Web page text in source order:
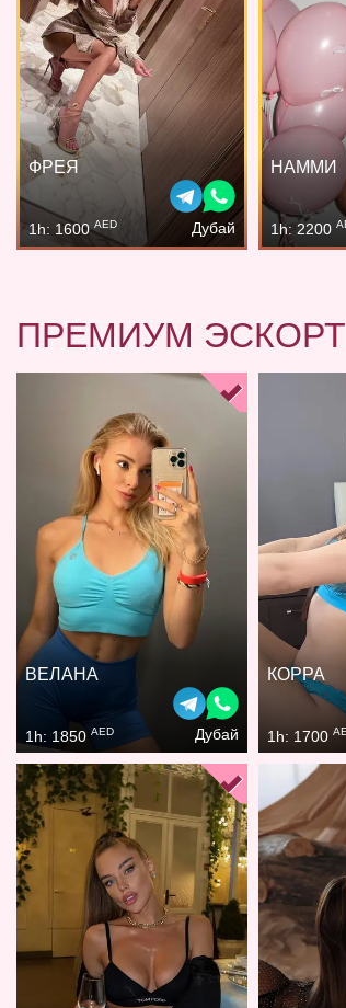
ФРЕЯ
1h: 1600AED Дубай
НАММИ
1h: 2200
ПРЕМИУМ ЭСКОРТ
ВЕЛАНА
1h: 1850 AED Дубай
КОРРА
1h: 1700